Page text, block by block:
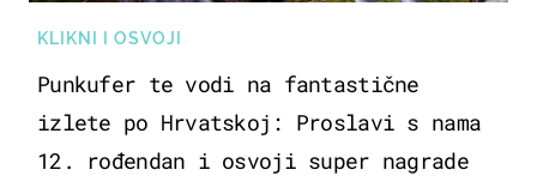
KLIKNI I OSVOJI
Punkufer te vodi na fantastične
izlete po Hrvatskoj: Proslavi s nama
12. rođendan i osvoji super nagrade